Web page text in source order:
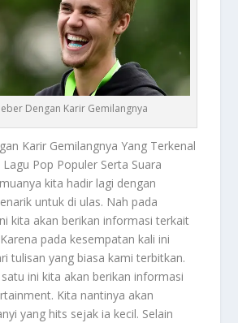
Dengan Karir Gemilangnya
Karir Gemilangnya Yang Terkenal
Pop Populer Serta Suara
kita hadir lagi dengan
untuk di ulas. Nah pada
kita akan berikan informasi terkait
pada kesempatan kali ini
tulisan yang biasa kami terbitkan.
ini kita akan berikan informasi
Kita nantinya akan
yang hits sejak ia kecil. Selain